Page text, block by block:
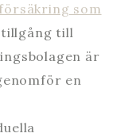
som
till
är
en